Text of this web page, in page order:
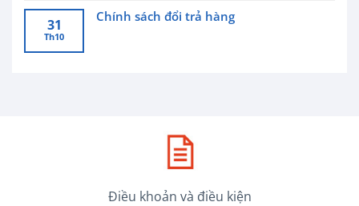
31
Th10
Chính sách đổi trả hàng
Điều khoản và điều kiện